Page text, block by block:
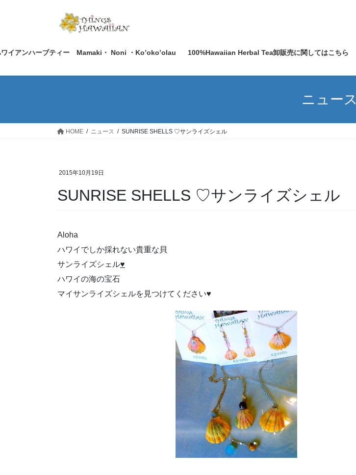
ツ
ス
シ
ン
ワイアンハーブティー Mamaki・ Noni ・Ko’oko’olau 100%Hawaiian Herbal Tea卸販売に関してはこちら
ニュース
HOME ニュース SUNRISE SHELLS ♡サンライズシェル
2015年10月19日
SUNRISE SHELLS ♡サンライズシェル
Aloha
ハワイでしか採れない貴重な貝
サンライズシェル♥
ハワイの海の宝石
マイサンライズシェルを見つけてください♥